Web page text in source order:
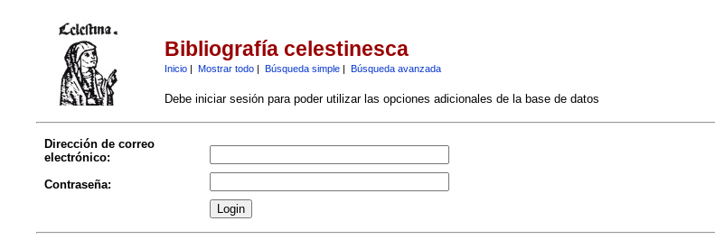
Bibliografía celestinesca
Inicio| Mostrar todo| Búsqueda simple| Búsqueda avanzada
Debe iniciar sesión para poder utilizar las opciones adicionales de la base de datos
Dirección de correo
electrónico:
Contraseña: